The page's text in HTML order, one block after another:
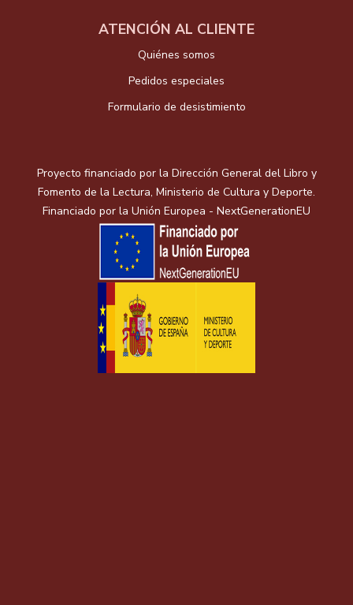
ATENCIÓN AL CLIENTE
Quiénes somos
Pedidos especiales
Formulario de desistimiento
Proyecto financiado por la Dirección General del Libro y
Fomento de la Lectura, Ministerio de Cultura y Deporte.
Financiado por la Unión Europea - NextGenerationEU